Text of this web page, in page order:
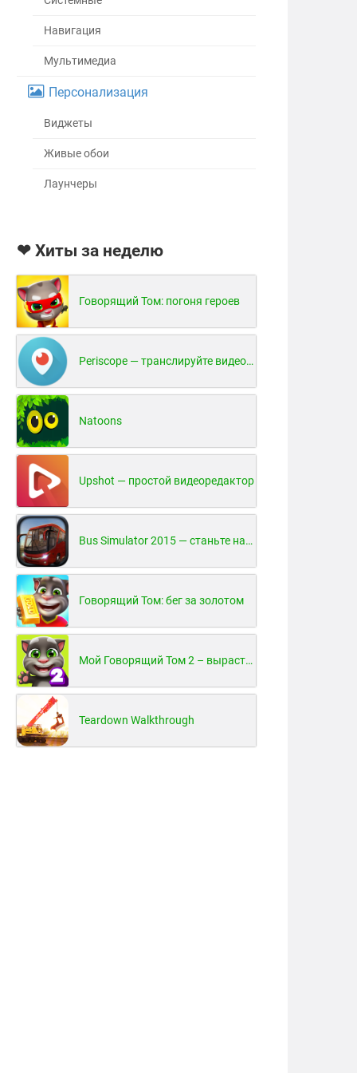
Навигация
Мультимедиа
Персонализация
Виджеты
Живые обои
Лаунчеры
❤ Хиты за неделю
Говорящий Том: погоня героев
Periscope — транслируйте видео в реальном времени!
Natoons
Upshot — простой видеоредактор
Bus Simulator 2015 — станьте настоящим водителем автобуса!
Говорящий Том: бег за золотом
Мой Говорящий Том 2 – вырасти и воспитай своего котенка
Teardown Walkthrough